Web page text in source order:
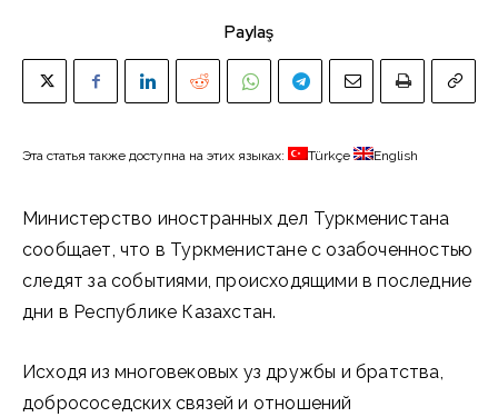
Paylaş
Эта статья также доступна на этих языках: Türkçe English
Министерство иностранных дел Туркменистана
сообщает, что в Туркменистане с озабоченностью
следят за событиями, происходящими в последние
дни в Республике Казахстан.
Исходя из многовековых уз дружбы и братства,
добрососедских связей и отношений